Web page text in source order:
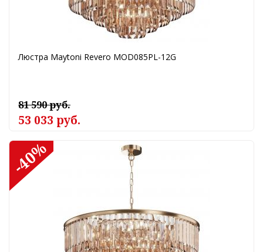
Люстра Maytoni Revero MOD085PL-12G
81 590 руб.
53 033 руб.
-40%